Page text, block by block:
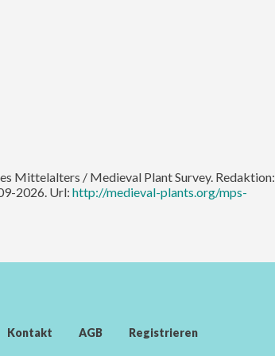
Mittelalters / Medieval Plant Survey. Redaktion:
2026. Url: http://medieval-plants.org/mps-
Kontakt AGB Registrieren